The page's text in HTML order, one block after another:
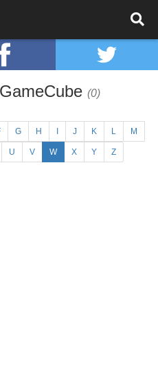
(0)
G H J K L M
U V W X Y Z